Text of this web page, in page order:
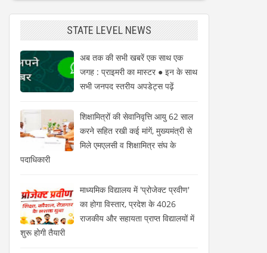
STATE LEVEL NEWS
अब तक की सभी खबरें एक साथ एक
जगह : प्राइमरी का मास्टर ● इन के साथ
सभी जनपद स्तरीय अपडेट्स पढ़ें
शिक्षामित्रों की सेवानिवृत्ति आयु 62 साल
करने सहित रखी कई मांगें, मुख्यमंत्री से
मिले एमएलसी व शिक्षामित्र संघ के
पदाधिकारी
माध्यमिक विद्यालय में 'प्रोजेक्ट प्रवीण'
का होगा विस्तार, प्रदेश के 4026
राजकीय और सहायता प्राप्त विद्यालयों में
शुरू होगी तैयारी